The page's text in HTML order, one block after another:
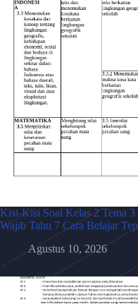
Kisi-Kisi Soal Kelas 2 Tema 3
Wajib Tahu 7 Cara Belajar
Agustus 10, 2026